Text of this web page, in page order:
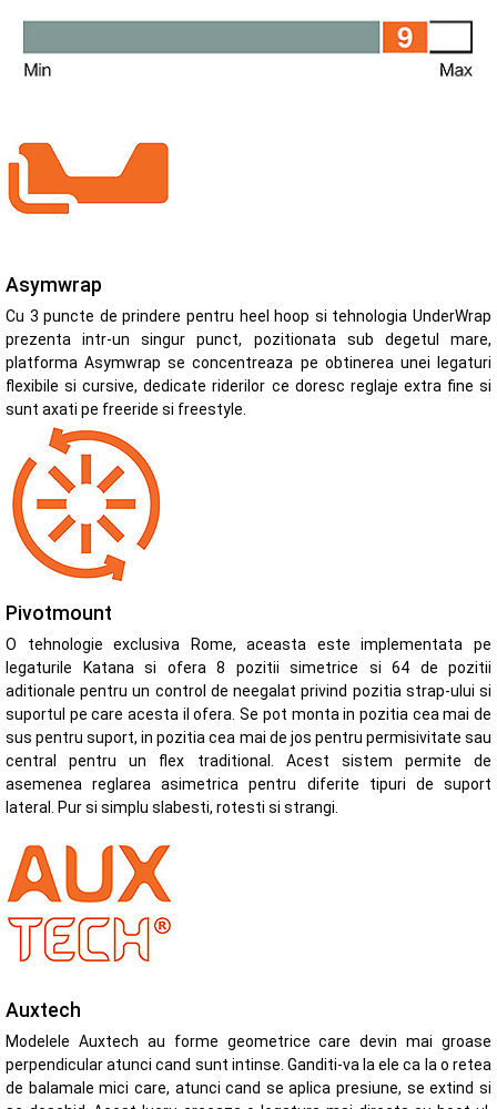
Asymwrap
Cu 3 puncte de prindere pentru heel hoop si tehnologia UnderWrap
prezenta intr-un singur punct, pozitionata sub degetul mare,
platforma Asymwrap se concentreaza pe obtinerea unei legaturi
flexibile si cursive, dedicate riderilor ce doresc reglaje extra fine si
sunt axati pe freeride si freestyle.
Pivotmount
O tehnologie exclusiva Rome, aceasta este implementata pe
legaturile Katana si ofera 8 pozitii simetrice si 64 de pozitii
aditionale pentru un control de neegalat privind pozitia strap-ului si
suportul pe care acesta il ofera. Se pot monta in pozitia cea mai de
sus pentru suport, in pozitia cea mai de jos pentru permisivitate sau
central pentru un flex traditional. Acest sistem permite de
asemenea reglarea asimetrica pentru diferite tipuri de suport
lateral. Pur si simplu slabesti, rotesti si strangi.
Auxtech
Modelele Auxtech au forme geometrice care devin mai groase
perpendicular atunci cand sunt intinse. Ganditi-va la ele ca la o retea
de balamale mici care, atunci cand se aplica presiune, se extind si